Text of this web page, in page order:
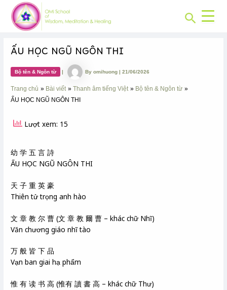
content
Search
ẤU HỌC NGŨ NGÔN THI
Bộ tên & Ngôn từ | Byomihuong|21/06/2026
Trang chủ Bài viết Thanh âm tiếng Việt
Bộ tên & Ngôn từ
ẤU HỌC NGŨ NGÔN THI
Lượt xem: 15
幼 学 五 言 詩
ẤU HỌC NGŨ NGÔN THI
天 子 重 英 豪
Thiên tử trọng anh hào
文 章 教 尔 曹 (文 章 教 爾 曹 – khác chữ Nhĩ)
Văn chương giáo nhĩ tào
万 般 皆 下 品
Vạn ban giai hạ phẩm
惟 有 读 书 高 (惟有 讀 書 高 – khác chữ Thư)
Post
navigation
CHUYÊN
MỤC: